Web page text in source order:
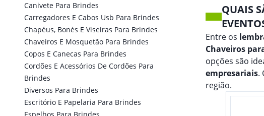
Canivete Para Brindes
Carregadores E Cabos Usb Para Brindes
Chapéus, Bonés E Viseiras Para Brindes
Chaveiros E Mosquetão Para Brindes
Copos E Canecas Para Brindes
Cordões E Acessórios De Cordões Para
Brindes
Diversos Para Brindes
Escritório E Papelaria Para Brindes
QUAIS
Entre os
Chaveiros
opções são
empresariais.
região.